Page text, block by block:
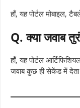
हाँ, यह पोर्टल मोबाइल,
Q. क्या जवाब
हाँ, यह पोर्टल
जवाब कुछ ही सेकेंड में